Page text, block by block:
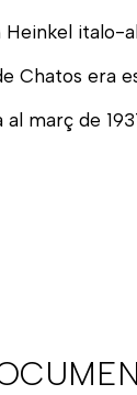
italo-
Chatos era
al març de